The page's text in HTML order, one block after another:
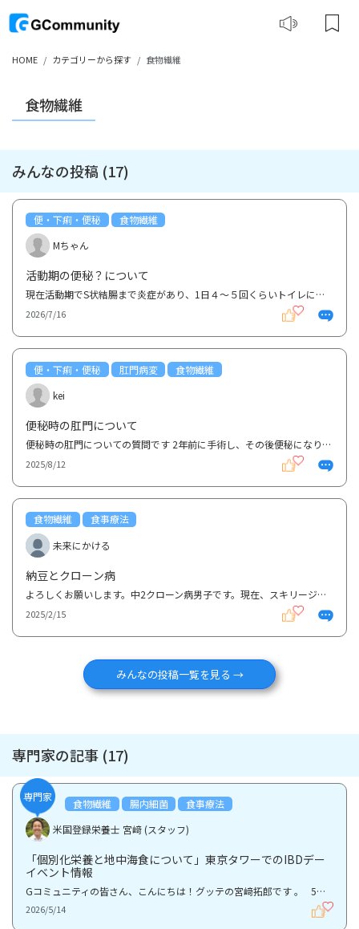
HOME カテゴリーから探す 食物繊維
食物繊維
みんなの投稿 (17)
便・下痢・便秘
食物繊維
Mちゃん
活動期の便秘？について
現在活動期でS状結腸まで炎症があり、1日４～５回くらいトイレに行きます。 ガスと少量の下痢のみで、...
2026/7/16
便・下痢・便秘 肛門病変
食物繊維
kei
便秘時の肛門について
便秘時の肛門についての質問です 2年前に手術し、その後便秘になりました。 それから下剤リンゼスを使...
2025/8/12
食物繊維
食事療法
未来にかける
納豆とクローン病
よろしくお願いします。中2クローン病男子です。現在、スキリージ治療中で粘膜治癒には至っていません。...
2025/2/15
みんなの投稿一覧を見る →
専門家の記事 (17)
専門家
食物繊維 腸内細菌
食事療法
米国登録栄養士 宮﨑 (スタッフ)
「個別化栄養と地中海食について」東京タワーでのIBDデー
イベント情報
Gコミュニティの皆さん、こんにちは！グッテの宮﨑拓郎です 。 5月19日の「ワールドIBDデー」に向け...
2026/5/14